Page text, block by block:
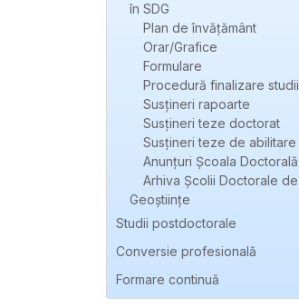
în SDG
Plan de învățământ
Orar/Grafice
Formulare
Procedură finalizare studii
Susțineri rapoarte
Susțineri teze doctorat
Susțineri teze de abilitare
Anunțuri Școala Doctorală
Arhiva Școlii Doctorale de
Geoștiințe
Studii postdoctorale
Conversie profesională
Formare continuă